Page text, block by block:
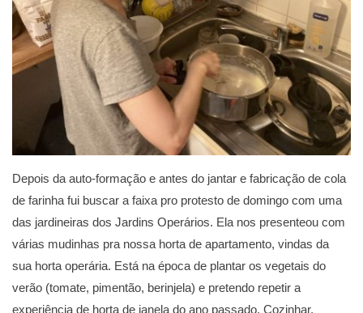
Depois da auto-formação e antes do jantar e fabricação de cola
de farinha fui buscar a faixa pro protesto de domingo com uma
das jardineiras dos Jardins Operários. Ela nos presenteou com
várias mudinhas pra nossa horta de apartamento, vindas da
sua horta operária. Está na época de plantar os vegetais do
verão (tomate, pimentão, berinjela) e pretendo repetir a
experiência de horta de janela do ano passado. Cozinhar,